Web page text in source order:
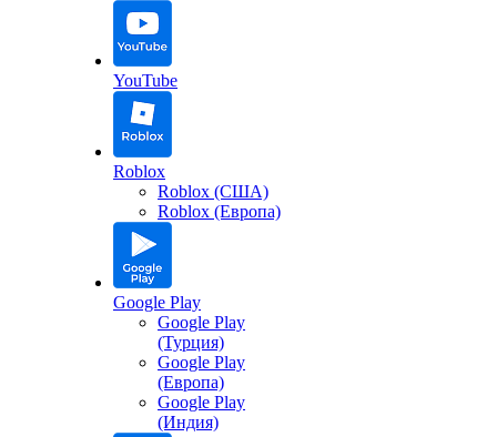
YouTube
Roblox
Roblox (США)
Roblox (Европа)
Google Play
Google Play
(Турция)
Google Play
(Европа)
Google Play
(Индия)